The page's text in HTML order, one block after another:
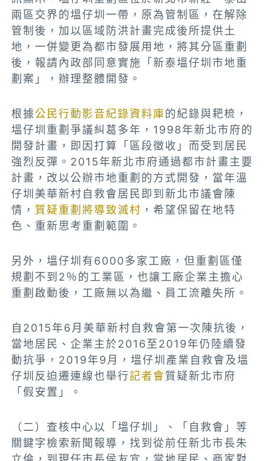
兩區交界的塭仔圳一帶，原為管制區，在解除
管制後，加以區域防洪計畫完成後所提供土
地，一併變更為都市發展用地，將其分區重劃
後，報請內政部同意實施「新泰塭仔圳市地重
劃案」，辦理整體開發。
根據公民行動影音紀錄資料庫的紀錄與耙梳，
塭仔圳重劃爭議糾葛多年，1998年新北市府的
開發計畫，即因打算「區段徵收」而受到居民
強烈反彈。2015年新北市府通過都市計畫主要
計畫，改以公辦市地重劃的方式開發，當年溫
仔圳美華新村自救會居民即到新北市議會陳
情， 質疑重劃將導致滅村 ，希望保留在地特
色、重新思考重劃範圍。
另外，塭仔圳有6000多家工廠，但重劃區僅
規劃不到2％的工業區，也讓工廠企業主擔心
重劃啟動後，工廠無以為繼、員工流離失所。
自2015年6月美華新村自救會第一次陳抗後，
當地居民、企業主於2016至2019年仍陸續發
動抗爭，2019年9月，塭仔圳產業自救會及塭
仔圳反迫遷連線也舉行記者會質疑新北市府
「假安置」。
（二）查核中心以「塭仔圳」、「自救會」等
關鍵字檢索新聞報導，找到從前任新北市長朱